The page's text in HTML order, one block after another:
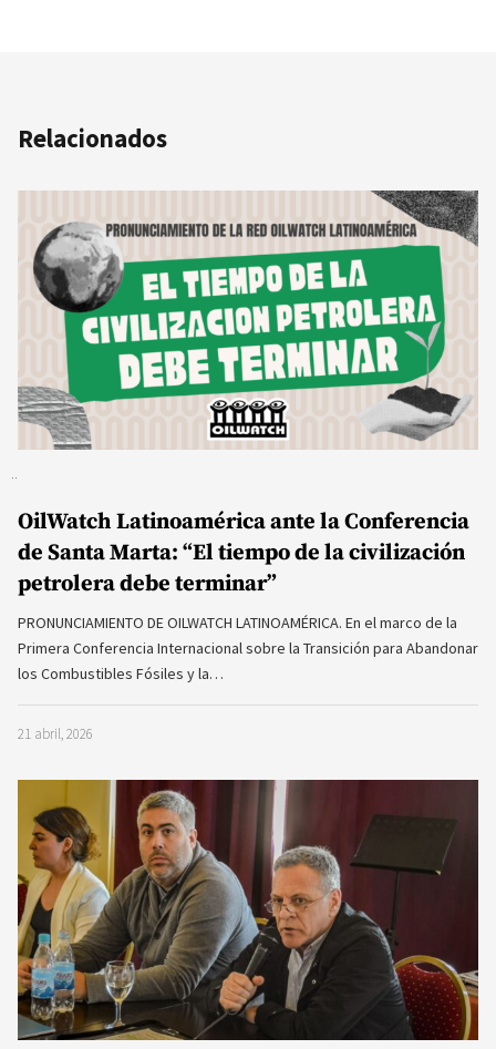
Relacionados
OilWatch Latinoamérica ante la Conferencia
de Santa Marta: “El tiempo de la civilización
petrolera debe terminar”
PRONUNCIAMIENTO DE OILWATCH LATINOAMÉRICA. En el marco de la
Primera Conferencia Internacional sobre la Transición para Abandonar
los Combustibles Fósiles y la…
21 abril, 2026